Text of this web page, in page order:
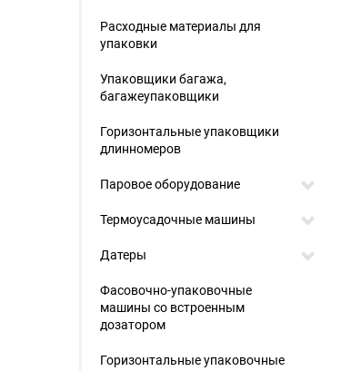
Расходные материалы для
упаковки
Упаковщики багажа,
багажеупаковщики
Горизонтальные упаковщики
длинномеров
Паровое оборудование
Термоусадочные машины
Датеры
Фасовочно-упаковочные
машины со встроенным
дозатором
Горизонтальные упаковочные